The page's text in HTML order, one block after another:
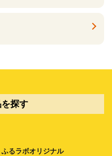
探す
ふるラボオリジナル